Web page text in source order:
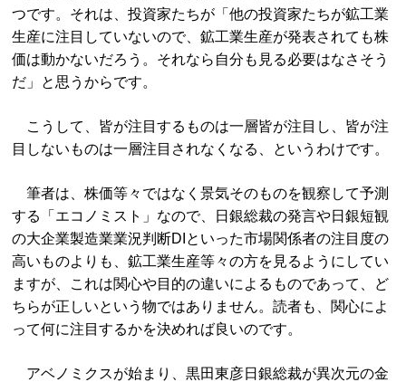
つです。それは、投資家たちが「他の投資家たちが鉱工業
生産に注目していないので、鉱工業生産が発表されても株
価は動かないだろう。それなら自分も見る必要はなさそう
だ」と思うからです。
こうして、皆が注目するものは一層皆が注目し、皆が注
目しないものは一層注目されなくなる、というわけです。
筆者は、株価等々ではなく景気そのものを観察して予測
する「エコノミスト」なので、日銀総裁の発言や日銀短観
の大企業製造業業況判断DIといった市場関係者の注目度の
高いものよりも、鉱工業生産等々の方を見るようにしてい
ますが、これは関心や目的の違いによるものであって、ど
ちらが正しいという物ではありません。読者も、関心によ
って何に注目するかを決めれば良いのです。
アベノミクスが始まり、黒田東彦日銀総裁が異次元の金